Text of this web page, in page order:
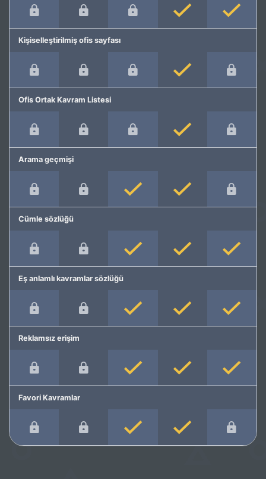
Kişiselleştirilmiş ofis sayfası
Ofis Ortak Kavram Listesi
Arama geçmişi
Cümle sözlüğü
Eş anlamlı kavramlar sözlüğü
Reklamsız erişim
Favori Kavramlar